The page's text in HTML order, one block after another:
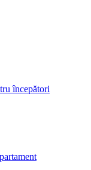
începători